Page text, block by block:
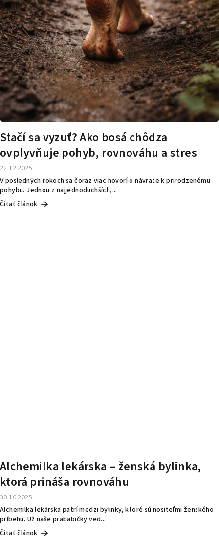
Stačí sa vyzuť? Ako bosá chôdza
ovplyvňuje pohyb, rovnováhu a stres
22.12.2025
V posledných rokoch sa čoraz viac hovorí o návrate k prirodzenému
pohybu. Jednou z najjednoduchších,...
Čítať článok
Alchemilka lekárska – ženská bylinka,
ktorá prináša rovnováhu
30.10.2025
Alchemilka lekárska patrí medzi bylinky, ktoré sú nositeľmi ženského
príbehu. Už naše prababičky ved...
Čítať článok